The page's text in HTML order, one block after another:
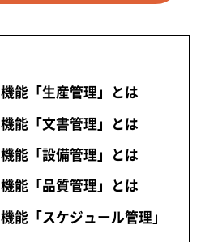
能「生産管理」とは
能「文書管理」とは
能「設備管理」とは
能「品質管理」とは
能「スケジュール管理」